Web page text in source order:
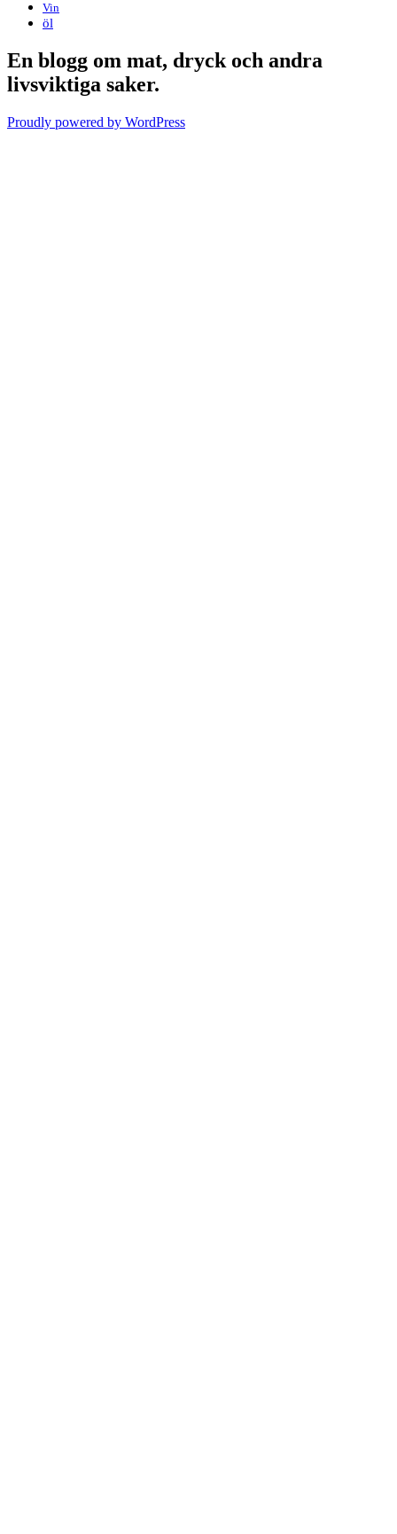
Vin
öl
En blogg om mat, dryck och andra
livsviktiga saker.
Proudly powered by WordPress